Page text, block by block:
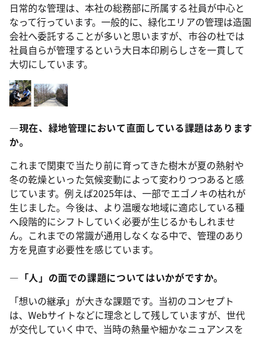
日常的な管理は、本社の総務部に所属する社員が中心と
なって行っています。一般的に、緑化エリアの管理は造園
会社へ委託することが多いと思いますが、市谷の杜では
社員自らが管理するという大日本印刷らしさを一貫して
大切にしています。
―現在、緑地管理において直面している課題はあります
か。
これまで関東で当たり前に育ってきた樹木が夏の熱射や
冬の乾燥といった気候変動によって変わりつつあると感
じています。例えば2025年は、一部でエゴノキの枯れが
生じました。今後は、より温暖な地域に適応している種
へ段階的にシフトしていく必要が生じるかもしれませ
ん。これまでの常識が通用しなくなる中で、管理のあり
方を見直す必要性を感じています。
―「人」の面での課題についてはいかがですか。
「想いの継承」が大きな課題です。当初のコンセプト
は、Webサイトなどに理念として残していますが、世代
が交代していく中で、当時の熱量や細かなニュアンスを